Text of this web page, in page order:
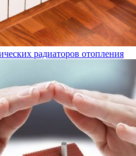
радиаторов отопления